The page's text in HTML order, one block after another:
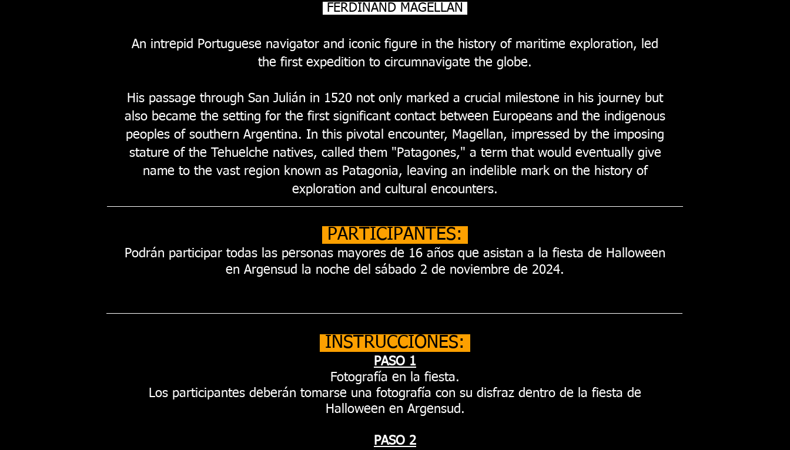
FERDINAND MAGELLAN
An intrepid Portuguese navigator and iconic figure in the history of maritime exploration, led
the first expedition to circumnavigate the globe.
His passage through San Julián in 1520 not only marked a crucial milestone in his journey but
also became the setting for the first significant contact between Europeans and the indigenous
peoples of southern Argentina. In this pivotal encounter, Magellan, impressed by the imposing
stature of the Tehuelche natives, called them "Patagones," a term that would eventually give
name to the vast region known as Patagonia, leaving an indelible mark on the history of
exploration and cultural encounters.
PARTICIPANTES:
Podrán participar todas las personas mayores de 16 años que asistan a la fiesta de Halloween
en Argensud la noche del sábado 2 de noviembre de 2024.
INSTRUCCIONES:
PASO 1
Fotografía en la fiesta.
Los participantes deberán tomarse una fotografía con su disfraz dentro de la fiesta de
Halloween en Argensud.
PASO 2